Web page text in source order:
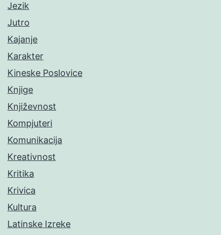
Jezik
Jutro
Kajanje
Karakter
Kineske Poslovice
Knjige
Književnost
Kompjuteri
Komunikacija
Kreativnost
Kritika
Krivica
Kultura
Latinske Izreke